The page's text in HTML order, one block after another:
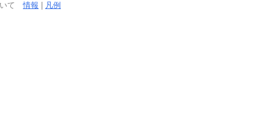
いて情報 凡例